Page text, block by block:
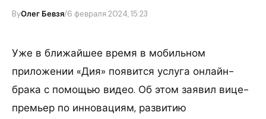
ByОлег Бевзя/6 февраля 2024, 15:23
Уже в ближайшее время в мобильном
приложении «Дия» появится услуга онлайн-
брака с помощью видео. Об этом заявил вице-
премьер по инновациям, развитию